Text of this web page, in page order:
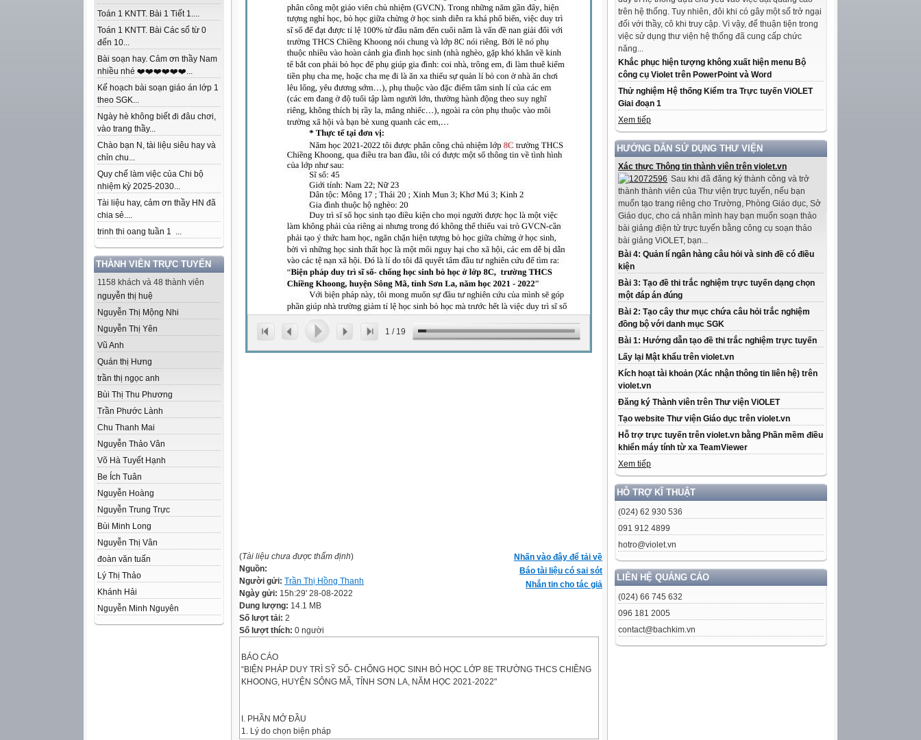
Toán 1 KNTT. Bài 1 Tiết 1....
Toán 1 KNTT. Bài Các số từ 0
đến 10...
Bài soạn hay. Cảm ơn thầy Nam
nhiều nhé ❤️❤️❤️❤️❤️❤️...
Kế hoạch bài soạn giáo án lớp 1
theo SGK...
Ngày hè không biết đi đâu chơi,
vào trang thầy...
Chào bạn N, tài liệu siêu hay và
chỉn chu...
Quy chế làm việc của Chi bộ
nhiệm kỳ 2025-2030...
Tài liệu hay, cảm ơn thầy HN đã
chia sẻ....
trinh thi oang tuần 1 ...
THÀNH VIÊN TRỰC TUYẾN
1158 khách và 48 thành viên
nguyễn thị huệ
Nguyễn Thị Mộng Nhi
Nguyễn Thị Yên
Vũ Anh
Quán thị Hưng
trần thị ngọc anh
Bùi Thị Thu Phương
Trần Phước Lành
Chu Thanh Mai
Nguyễn Thảo Vân
Võ Hà Tuyết Hạnh
Be Ích Tuân
Nguyễn Hoàng
Nguyễn Trung Trực
Bùi Minh Long
Nguyễn Thị Vân
đoàn văn tuấn
Lý Thị Thảo
Khánh Hải
Nguyễn Minh Nguyên
trên hệ thống. Tuy nhiên, đôi khi có gây một số trở ngại
đối với thầy, cô khi truy cập. Vì vậy, để thuận tiện trong
việc sử dụng thư viện hệ thống đã cung cấp chức
năng...
Khắc phục hiện tượng không xuất hiện menu Bộ
công cụ Violet trên PowerPoint và Word
Thử nghiệm Hệ thống Kiểm tra Trực tuyến ViOLET
Giai đoạn 1
Xem tiếp
HƯỚNG DẪN SỬ DỤNG THƯ VIỆN
Xác thực Thông tin thành viên trên violet.vn
Sau khi đã đăng ký thành công và trở
thành thành viên của Thư viện trực tuyến, nếu bạn
muốn tạo trang riêng cho Trường, Phòng Giáo dục, Sở
Giáo dục, cho cá nhân mình hay bạn muốn soạn thảo
bài giảng điện tử trực tuyến bằng công cụ soạn thảo
bài giảng ViOLET, bạn...
Bài 4: Quản lí ngân hàng câu hỏi và sinh đề có điều
kiện
Bài 3: Tạo đề thi trắc nghiệm trực tuyến dạng chọn
một đáp án đúng
Bài 2: Tạo cây thư mục chứa câu hỏi trắc nghiệm
đồng bộ với danh mục SGK
Bài 1: Hướng dẫn tạo đề thi trắc nghiệm trực tuyến
Lấy lại Mật khẩu trên violet.vn
Kích hoạt tài khoản (Xác nhận thông tin liên hệ) trên
violet.vn
Đăng ký Thành viên trên Thư viện ViOLET
Tạo website Thư viện Giáo dục trên violet.vn
Hỗ trợ trực tuyến trên violet.vn bằng Phần mềm điều
khiển máy tính từ xa TeamViewer
Xem tiếp
HỖ TRỢ KĨ THUẬT
(024) 62 930 536
091 912 4899
hotro@violet.vn
LIÊN HỆ QUẢNG CÁO
(024) 66 745 632
096 181 2005
contact@bachkim.vn
1 / 19
Nhấn vào đây để tải về
Báo tài liệu có sai sót
Nhắn tin cho tác giả
(Tài liệu chưa được thẩm định)
Nguồn:
Người gửi: Trần Thị Hồng Thanh
Ngày gửi: 15h:29' 28-08-2022
Dung lượng: 14.1 MB
Số lượt tải: 2
Số lượt thích: 0 người
BÁO CÁO
“BIỆN PHÁP DUY TRÌ SỸ SỐ- CHỐNG HỌC SINH BỎ HỌC LỚP 8E TRƯỜNG THCS CHIỀNG
KHOONG, HUYỆN SÔNG MÃ, TỈNH SƠN LA, NĂM HỌC 2021-2022"
I. PHẦN MỞ ĐẦU
1. Lý do chọn biện pháp